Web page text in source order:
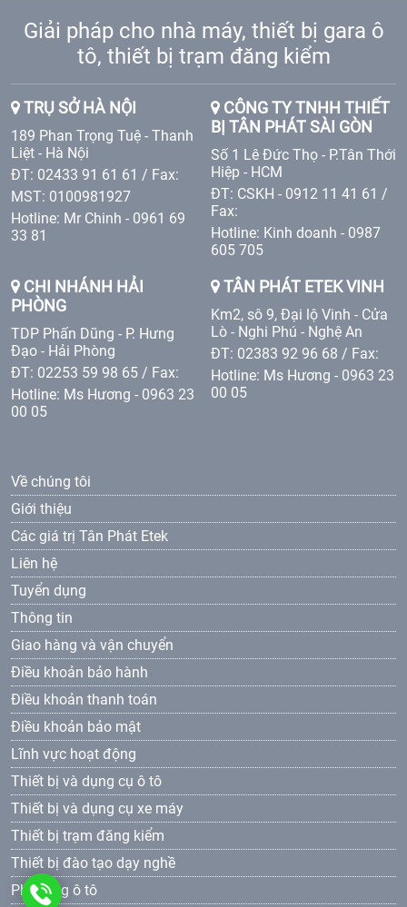
Giải pháp cho nhà máy, thiết bị gara ô
tô, thiết bị trạm đăng kiểm
TRỤ SỞ HÀ NỘI
189 Phan Trọng Tuệ - Thanh
Liệt - Hà Nội
ĐT: 02433 91 61 61 / Fax:
MST: 0100981927
Hotline: Mr Chinh - 0961 69
33 81
CÔNG TY TNHH THIẾT
BỊ TÂN PHÁT SÀI GÒN
Số 1 Lê Đức Thọ - P.Tân Thới
Hiệp - HCM
ĐT: CSKH - 0912 11 41 61 /
Fax:
Hotline: Kinh doanh - 0987
605 705
CHI NHÁNH HẢI
PHÒNG
TDP Phấn Dũng - P. Hưng
Đạo - Hải Phòng
ĐT: 02253 59 98 65 / Fax:
Hotline: Ms Hương - 0963 23
00 05
TÂN PHÁT ETEK VINH
Km2, sô 9, Đại lộ Vinh - Cửa
Lò - Nghi Phú - Nghệ An
ĐT: 02383 92 96 68 / Fax:
Hotline: Ms Hương - 0963 23
00 05
Về chúng tôi
Giới thiệu
Các giá trị Tân Phát Etek
Liên hệ
Tuyển dụng
Thông tin
Giao hàng và vận chuyển
Điều khoản bảo hành
Điều khoản thanh toán
Điều khoản bảo mật
Lĩnh vực hoạt động
Thiết bị và dụng cụ ô tô
Thiết bị và dụng cụ xe máy
Thiết bị trạm đăng kiểm
Thiết bị đào tạo dạy nghề
Phụ tùng ô tô
0961